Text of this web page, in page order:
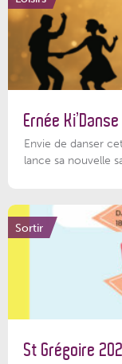
Ernée
Envie de danser
lance sa nouvelle
Sortir
St Grégoire